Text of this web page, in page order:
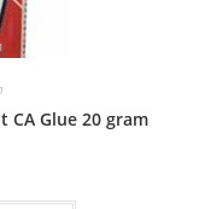
CA Glue 20 gram